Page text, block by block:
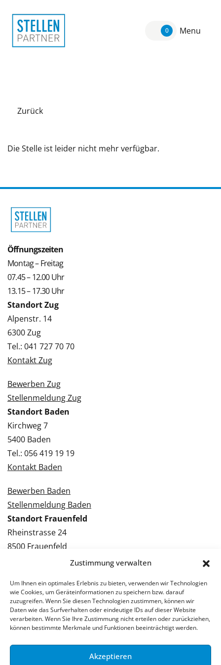
Zustimmung verwalten
Um Ihnen ein optimales Erlebnis zu bieten, verwenden wir Technologien
wie Cookies, um Geräteinformationen zu speichern bzw. darauf
zuzugreifen. Wenn Sie diesen Technologien zustimmen, können wir
Daten wie das Surfverhalten oder eindeutige IDs auf dieser Website
verarbeiten. Wenn Sie Ihre Zustimmung nicht erteilen oder zurückziehen,
können bestimmte Merkmale und Funktionen beeinträchtigt werden.
Akzeptieren
0 Menu
Zurück
Die Stelle ist leider nicht mehr verfügbar.
Öffnungszeiten
Montag – Freitag
07.45 – 12.00 Uhr
13.15 – 17.30 Uhr
Standort Zug
Alpenstr. 14
6300 Zug
Tel.: 041 727 70 70
Kontakt Zug
Bewerben Zug
Stellenmeldung Zug
Standort Baden
Kirchweg 7
5400 Baden
Tel.: 056 419 19 19
Kontakt Baden
Bewerben Baden
Stellenmeldung Baden
Standort Frauenfeld
Rheinstrasse 24
8500 Frauenfeld
Tel.: 052 224 09 09
Bewerben Frauenfeld
Stellenmeldung Frauenfeld
© 2026 Stellenpartner AG